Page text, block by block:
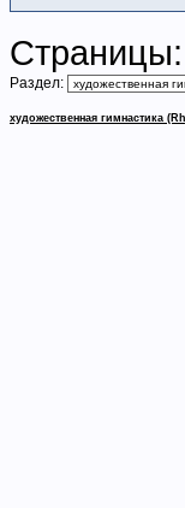
Страницы:
Раздел:
художественная гимнастика